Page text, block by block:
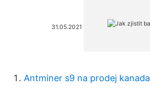
31.05.2021
Antminer s9 na prodej kanada